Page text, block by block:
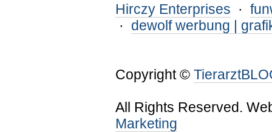
Hirczy Enterprises ·
· dewolf werbung |
Copyright ©
All Rights Reserved.
Marketing